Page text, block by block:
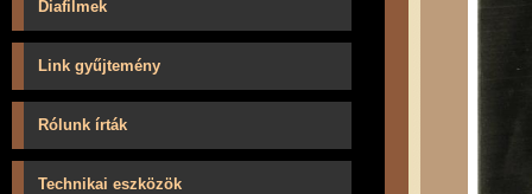
Diafilmek
Link gyűjtemény
Rólunk írták
Technikai eszközök